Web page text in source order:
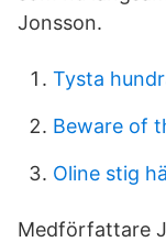
Jonsson.
Tysta
Beware of
Oline stig
Medförfattare